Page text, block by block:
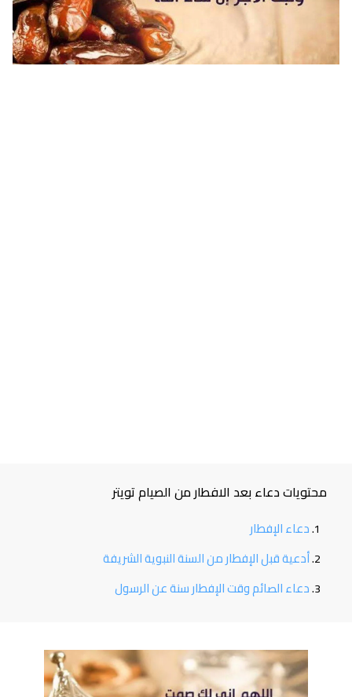
محتويات دعاء بعد الافطار من الصيام تويتر
دعاء الإفطار
أدعية قبل الإفطار من السنة النبوية الشريفة
دعاء الصائم وقت الإفطار سنة عن الرسول